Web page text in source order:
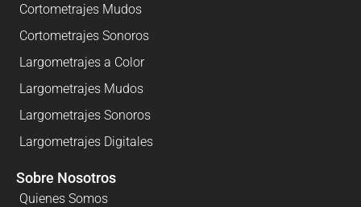
Cortometrajes Mudos
Cortometrajes Sonoros
Largometrajes a Color
Largometrajes Mudos
Largometrajes Sonoros
Largometrajes Digitales
Sobre Nosotros
Quienes Somos